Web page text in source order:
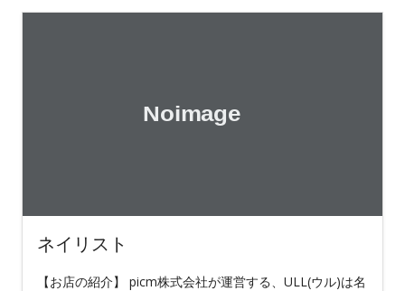
ネイリスト
【お店の紹介】 picm株式会社が運営する、ULL(ウル)は名